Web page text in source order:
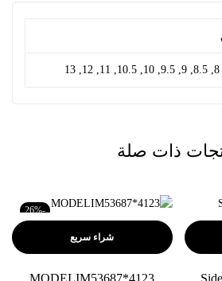
ذات صلة
-26%
شراء سريع
MODELIM53687*4123